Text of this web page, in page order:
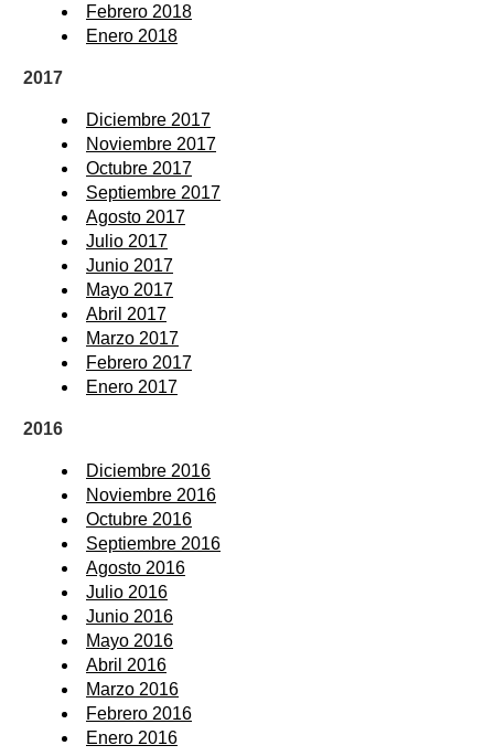
Febrero 2018
Enero 2018
2017
Diciembre 2017
Noviembre 2017
Octubre 2017
Septiembre 2017
Agosto 2017
Julio 2017
Junio 2017
Mayo 2017
Abril 2017
Marzo 2017
Febrero 2017
Enero 2017
2016
Diciembre 2016
Noviembre 2016
Octubre 2016
Septiembre 2016
Agosto 2016
Julio 2016
Junio 2016
Mayo 2016
Abril 2016
Marzo 2016
Febrero 2016
Enero 2016